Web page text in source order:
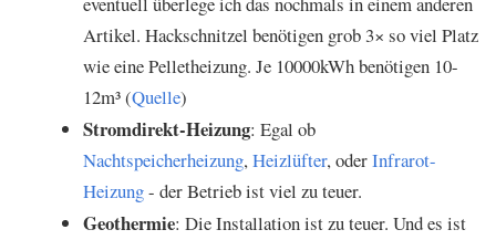
Artikel. Hackschnitzel benötigen grob 3× so viel Platz
wie eine Pelletheizung. Je 10000kWh benötigen 10-
12m³ (Quelle)
Stromdirekt-Heizung: Egal ob
Nachtspeicherheizung,Heizlüfter, oderInfrarot-
Heizung- der Betrieb ist viel zu teuer.
Geothermie: Die Installation ist zu teuer. Und es ist